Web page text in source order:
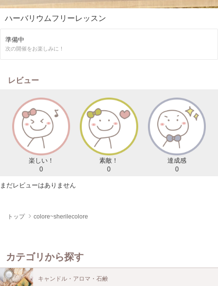
ハーバリウムフリーレッスン
準備中
次の開催をお楽しみに！
レビュー
楽しい！
0
素敵！
0
達成感
0
まだレビューはありません
トップ colore~sherilecolore
カテゴリから探す
キャンドル・アロマ・石鹸